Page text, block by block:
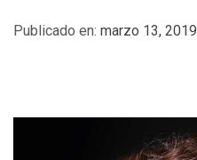
Publicado en: marzo 13, 2019